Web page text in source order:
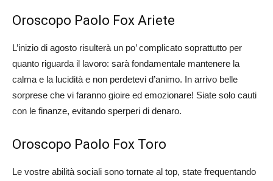
Oroscopo Paolo Fox Ariete
L’inizio di agosto risulterà un po’ complicato soprattutto per
quanto riguarda il lavoro: sarà fondamentale mantenere la
calma e la lucidità e non perdetevi d’animo. In arrivo belle
sorprese che vi faranno gioire ed emozionare! Siate solo cauti
con le finanze, evitando sperperi di denaro.
Oroscopo Paolo Fox Toro
Le vostre abilità sociali sono tornate al top, state frequentando